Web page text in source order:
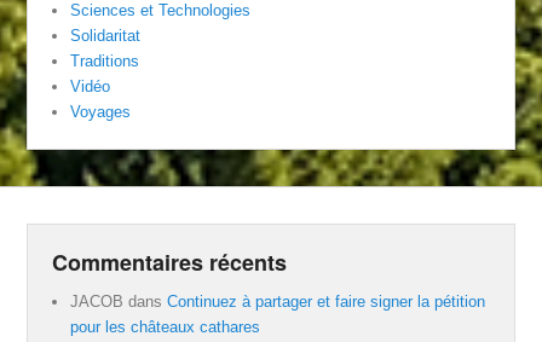
Sciences et Technologies
Solidaritat
Traditions
Vidéo
Voyages
Commentaires récents
JACOB dansContinuez à partager et faire signer la pétition
pour les châteaux cathares